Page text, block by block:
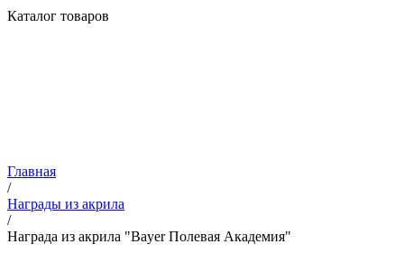
Каталог товаров
Главная
/
Награды из акрила
/
Награда из акрила "Bayer Полевая Академия"